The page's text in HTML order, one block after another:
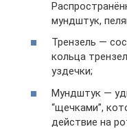
мундштук,
Трензель —
кольца
уздечки;
Мундштук —
“щечками”,
действие на